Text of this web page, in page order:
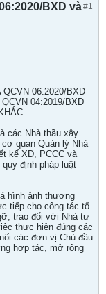
#1
BXD và
06:2020/BXD
04:2019/BXD
các Nhà thầu xây
quan Quản lý Nhà
kế XD, PCCC và
định pháp luật
hình ảnh thương
tiếp cho công tác tổ
trao đổi với Nhà tư
thực hiện đúng các
các đơn vị Chủ đầu
hợp tác, mở rộng